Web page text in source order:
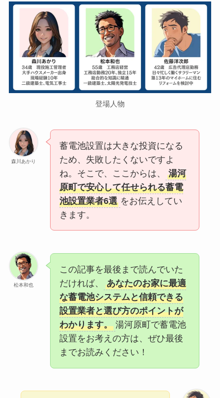
登場人物
森川あかり
蓄電池設置は大きな投資になる
ため、失敗したくないですよ
ね。そこで、ここからは、
湯河
原町で安心して任せられる蓄電
池設置業者6選 をお伝えしてい
きます。
松本和也
この記事を最後まで読んでいた
だければ、
あなたのお家に最適
な蓄電池システムと信頼できる
設置業者と選び方のポイントが
わかります。 湯河原町で蓄電池
設置をお考えの方は、ぜひ最後
までお読みください！